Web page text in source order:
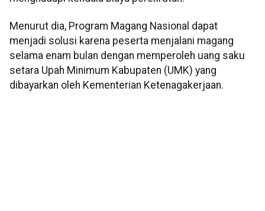
Menurut dia, Program Magang Nasional dapat
menjadi solusi karena peserta menjalani magang
selama enam bulan dengan memperoleh uang saku
setara Upah Minimum Kabupaten (UMK) yang
dibayarkan oleh Kementerian Ketenagakerjaan.